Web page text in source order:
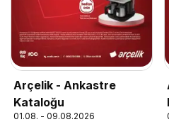
Arçelik - Ankastre
Kataloğu
01.08. - 09.08.2026